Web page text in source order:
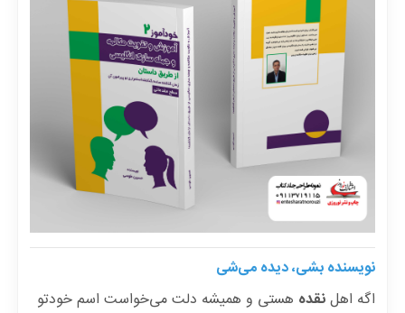
نویسنده بشی، دیده می‌شی
اگه اهلنقده هستی و همیشه دلت می‌خواست اسم خودتو